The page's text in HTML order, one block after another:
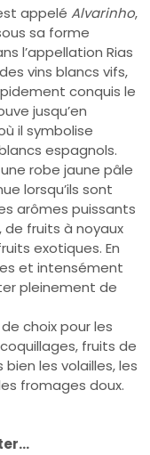
appelé Alvarinho,
sa forme
l’appellation Rias
vins blancs vifs,
conquis le
jusqu’en
il symbolise
espagnols.
robe jaune pâle
lorsqu’ils sont
arômes puissants
fruits à noyaux
exotiques. En
et intensément
pleinement de
choix pour les
fruits de
les volailles, les
fromages doux.